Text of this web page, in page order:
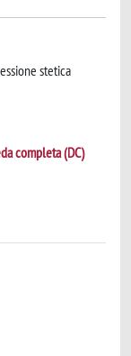
stetica
completa (DC)